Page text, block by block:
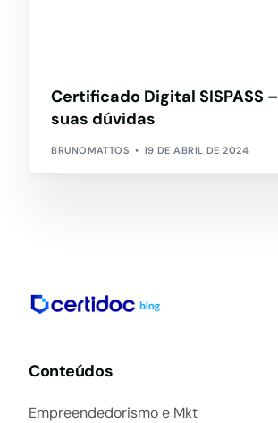
Certificado Digital SISPASS
suas dúvidas
BRUNOMATTOS 19 DE ABRIL DE 2024
Conteúdos
Empreendedorismo e Mkt